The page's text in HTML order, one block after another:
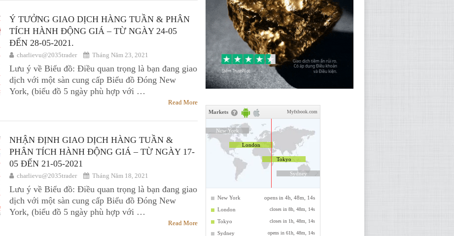
Ý TƯỞNG GIAO DỊCH HÀNG TUẦN & PHÂN
TÍCH HÀNH ĐỘNG GIÁ – TỪ NGÀY 24-05
ĐẾN 28-05-2021.
charlievu@2035trader Tháng Năm 23, 2021
Lưu ý về Biểu đồ: Điều quan trọng là bạn đang giao
dịch với một sàn cung cấp Biểu đồ Đóng New
York, (biểu đồ 5 ngày phù hợp với …
Read More
NHẬN ĐỊNH GIAO DỊCH HÀNG TUẦN &
PHÂN TÍCH HÀNH ĐỘNG GIÁ – TỪ NGÀY 17-
05 ĐẾN 21-05-2021
charlievu@2035trader Tháng Năm 18, 2021
Lưu ý về Biểu đồ: Điều quan trọng là bạn đang giao
dịch với một sàn cung cấp Biểu đồ Đóng New
York, (biểu đồ 5 ngày phù hợp với …
Read More